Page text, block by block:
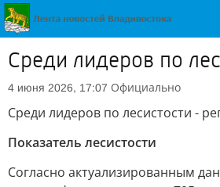
Среди лидеров по
4 июня 2026, 17:07 Официально
Среди лидеров по лесистости -
Показатель лесистости
Согласно актуализированным